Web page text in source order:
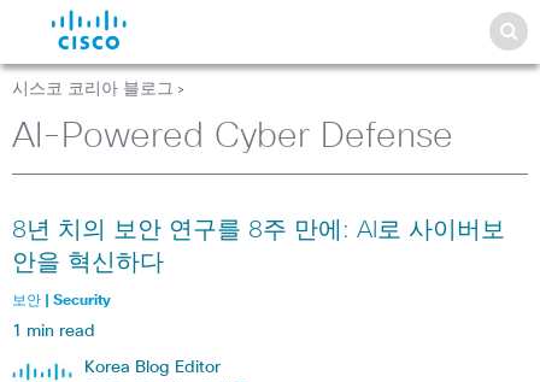
시스코 코리아 블로그 >
AI-Powered Cyber Defense
8년 치의 보안 연구를 8주 만에: AI로 사이버보
안을 혁신하다
보안 | Security
1 min read
Korea Blog Editor